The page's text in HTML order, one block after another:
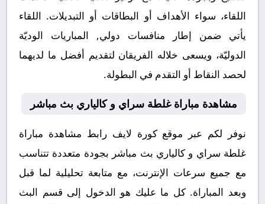
اللقاء، سواء الأهداف أو البطاقات أو التبديلات. اللقاء
يأتي ضمن إطار منافسات دولي, المباريات الوديّة
الدوليّة، ويسعى خلاله الفريقان لتقديم أفضل ما لديهما
لحصد النقاط أو التقدم في البطولة.
مشاهدة مباراة غلطة سراي و كالياري بث مباشر
نوفر لكم عبر موقع كورة لايف رابط مشاهدة مباراة
غلطة سراي و كالياري بث مباشر بجودة متعددة تتناسب
مع جميع سرعات الإنترنت، مع متابعة تحليلية لما قبل
وبعد المباراة. كل ما عليك هو الدخول إلى قسم البث